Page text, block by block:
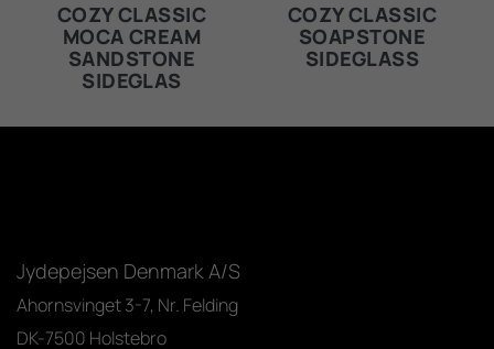
COZY CLASSIC
MOCA CREAM
SANDSTONE
SIDEGLAS
COZY CLASSIC
SOAPSTONE
SIDEGLASS
Jydepejsen Denmark A/S
Ahornsvinget 3-7, Nr. Felding
DK-7500 Holstebro